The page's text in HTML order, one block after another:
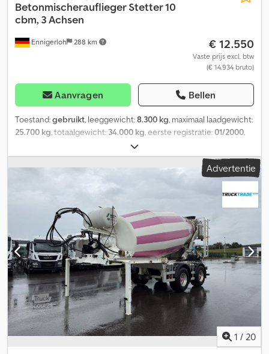
Ennigerloh 288 km
Betonmischerauflieger Stetter 10
cbm, 3 Achsen
€ 12.550
Vaste prijs excl. btw
(€ 14.934 bruto)
Aanvragen Bellen
Toestand:gebruikt, leeggewicht:8.300 kg, maximaal laadgewicht:
25.700 kg , totaalgewicht: 34.000 kg , eerste registratie:01/2000
, ophanging:
R 22.5, kleur:wit, soort overbrenging:overig, voorbandmaat:
385/65 R 22.5, achterbandmaat: 385/65 R 22.5
overig , emissieklasse:
, Betonmixer
oplegger Prestel met Stetter 10 m³ opbouw Topconditie Direct
inzetbaar Duitse uitvoering Dcsdeyrxzpopfx Apmek Ook als
complete combinatie leverbaar
Advertentie
1 / 20